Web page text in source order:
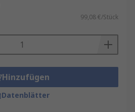
99,08 €/Stück
Hinzufügen
Datenblätter